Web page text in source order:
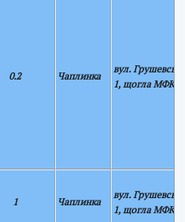
0.2 Чаплинка
вул.
1, щогла
1 Чаплинка
вул.
1, щогла